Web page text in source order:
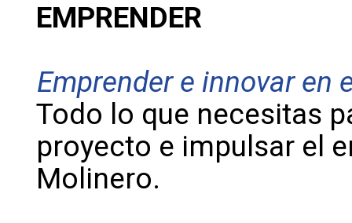
EMPRENDER
Emprender e innovar en
Todo lo que necesitas
proyecto e impulsar el
Molinero.